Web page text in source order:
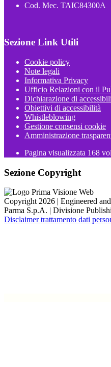
Cod. Mec. TAIC84300A
Sezione Link Utili
Cookie policy
Note legali
Informativa Privacy
Ufficio Relazioni con il
Dichiarazione di
Obiettivi di accessibilità
Whistleblowing
Gestione consensi cookie
Amministrazione
Pagina visualizzata 168
Sezione Copyright
Copyright 2026 | Engineered
Parma S.p.A. | Divisione
Disclaimer trattamento dati